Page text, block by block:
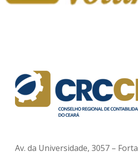
Av. da Universidade, 3057 –